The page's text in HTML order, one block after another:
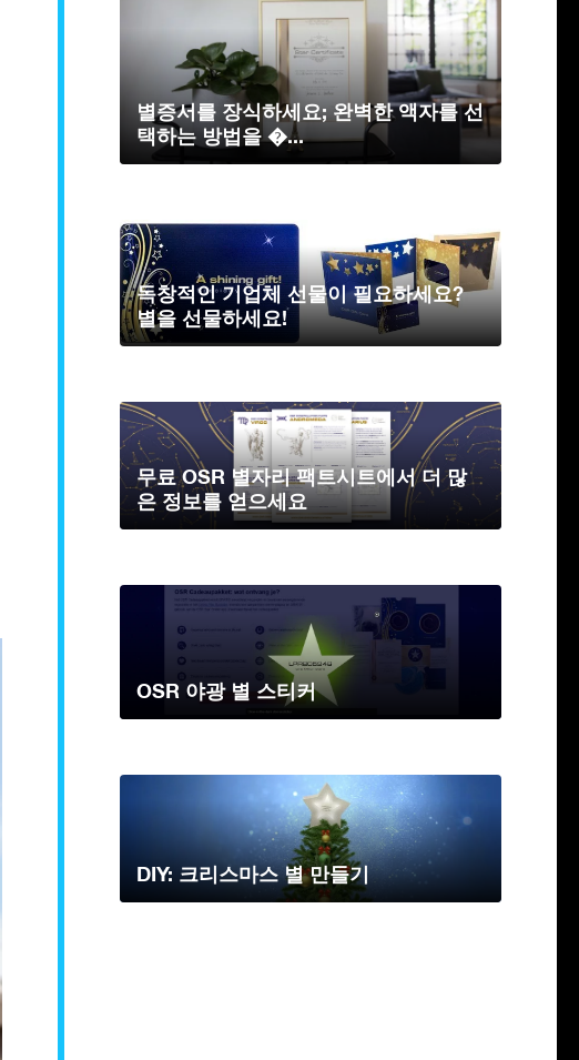
별증서를 장식하세요; 완벽한 액자를 선
택하는 방법을 �...
독창적인 기업체 선물이 필요하세요?
별을 선물하세요!
무료 OSR 별자리 팩트시트에서 더 많
은 정보를 얻으세요
OSR 야광 별 스티커
DIY: 크리스마스 별 만들기